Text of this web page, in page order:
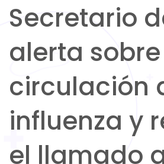
Secretario
alerta
circulación
influenza y
el llamado